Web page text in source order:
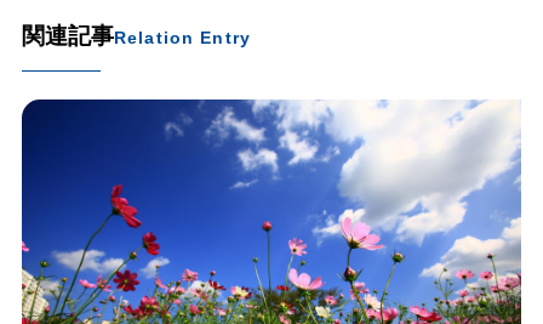
関連記事Relation Entry